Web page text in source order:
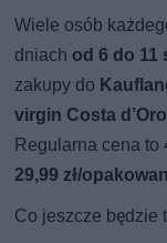
Wiele osób
dniach od 6 do 11
zakupy do
virgin Costa
Regularna cena to
29,99 zł/
Co jeszcze będzie